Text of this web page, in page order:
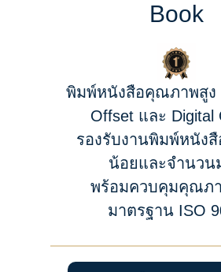
Book
พิมพ์หนังสือคุณภาพสูง
Offset และ Digital
รองรับงานพิมพ์หนัง
น้อยและจำนวน
พร้อมควบคุมคุณภ
มาตรฐาน ISO